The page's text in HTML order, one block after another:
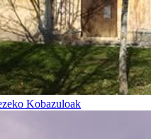
Kobazuloak